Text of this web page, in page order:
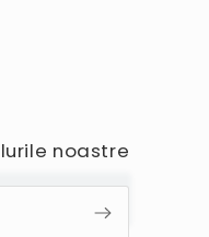
noastre